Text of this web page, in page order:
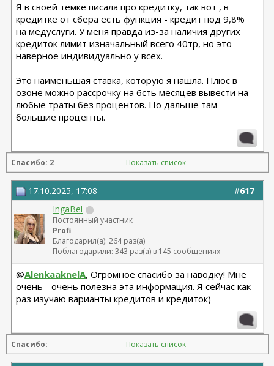
или потом, но уже по полной!
Я в своей темке писала про кредитку, так вот , в
кредитке от сбера есть функция - кредит под 9,8%
на медуслуги. У меня правда из-за наличия других
кредиток лимит изначальный всего 40тр, но это
наверное индивидуально у всех.
Это наименьшая ставка, которую я нашла. Плюс в
озоне можно рассрочку на 6сть месяцев вывести на
любые траты без процентов. Но дальше там
большие проценты.
Спасибо: 2 Показать список
#617
17.10.2025, 17:08
IngaBel
Постоянный участник
Profi
Благодарил(а): 264 раз(а)
Поблагодарили: 343 раз(а) в 145 сообщениях
@AlenkaaknelA, Огромное спасибо за наводку! Мне
очень - очень полезна эта информация. Я сейчас как
раз изучаю варианты кредитов и кредиток)
Спасибо: Показать список